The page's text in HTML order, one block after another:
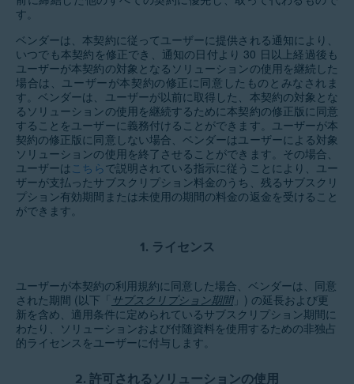
す。
ベンダーは、本契約に従ってユーザーに提供される通知により、
いつでも本契約を修正でき、通知の日付より 30 日以上経過後も
ユーザーが本契約の対象となるソリューションの使用を継続した
場合は、ユーザーが本契約の修正に同意したものとみなされま
す。ベンダーは、ユーザーが以前に取得した、本契約の対象とな
るソリューションの使用を継続するために本契約の修正版に同意
することをユーザーに義務付けることができます。ユーザーが本
契約の修正版に同意しない場合、ベンダーはユーザーによる対象
ソリューションの使用を終了させることができます。その場合、
ユーザーは こちらで説明されている指示に従うことにより、ユー
ザーが支払ったサブスクリプション料金のうち、残るサブスクリ
プション有効期間または未使用の期間の料金の返金を受けること
ができます。
1. ライセンス
ユーザーが本契約の利用規約に同意した場合、ベンダーは、同意
された期間 (以下「 サブスクリプション期間」) の延長および更
新を含め、適用条件に定められているサブスクリプション期間に
わたり、ソリューションおよび付随資料を使用するための非独占
的ライセンスをユーザーに付与します。
2. 許可されるソリューションの使用